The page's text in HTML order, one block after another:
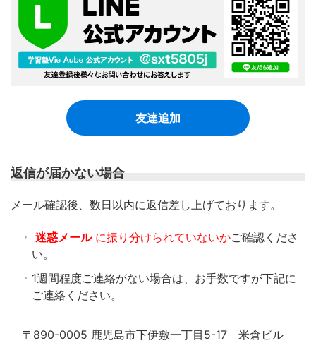
友達追加
返信が届かない場合
​メール確認後、数日以内に返信差し上げております。
迷惑メール に振り分けられていないかご確認くださ
い。
1週間程度ご連絡がない場合は、お手数ですが下記に
ご連絡ください。
〒890-0005 鹿児島市下伊敷一丁目5-17 米倉ビル